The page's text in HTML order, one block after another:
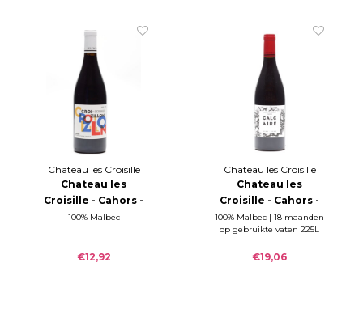
Chateau les Croisille
Chateau les
Croisille - Cahors -
Croizillon 2023
100% Malbec
€12,92
Chateau les Croisille
Chateau les
Croisille - Cahors -
Calcaire 2021
100% Malbec | 18 maanden
op gebruikte vaten 225L
€19,06